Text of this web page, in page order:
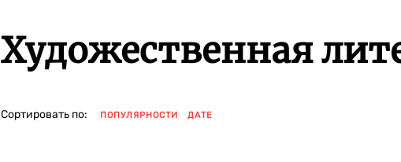
Художественная
Сортировать по: ПОПУЛЯРНОСТИ ДАТЕ